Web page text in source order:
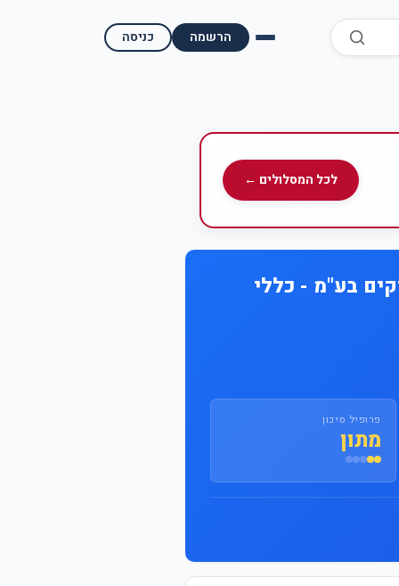
כניסה הרשמה
מאמרים ומדריכים
תשואות היסטוריות
מעקב שוק ההון | גמלטופ
לכל המסלולים ←
בע"מ - כללי
פרופיל סיכון
מתון